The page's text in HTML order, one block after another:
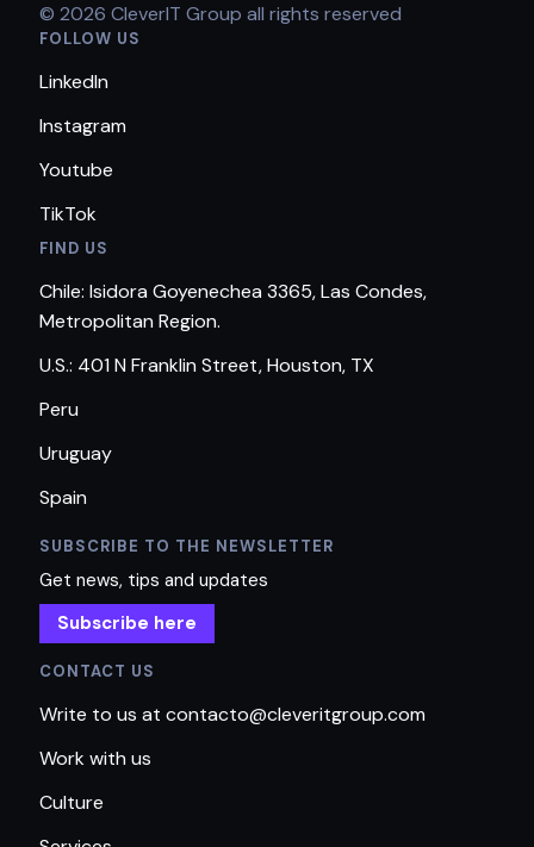
© 2026 CleverIT Group all rights reserved
FOLLOW US
LinkedIn
Instagram
Youtube
TikTok
FIND US
Chile: Isidora Goyenechea 3365, Las Condes,
Metropolitan Region.
U.S.: 401 N Franklin Street, Houston, TX
Peru
Uruguay
Spain
SUBSCRIBE TO THE NEWSLETTER
Get news, tips and updates
Subscribe here
CONTACT US
Write to us at contacto@cleveritgroup.com
Work with us
Culture